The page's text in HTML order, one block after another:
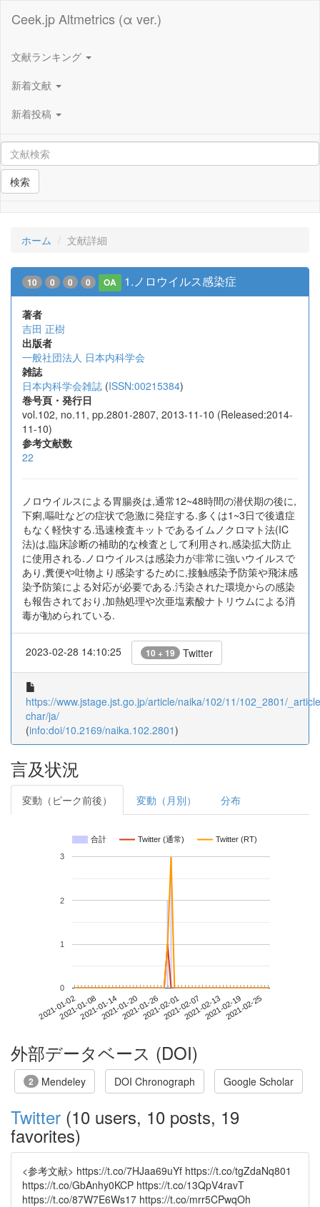
Ceek.jp Altmetrics (α ver.)
文献ランキング
新着文献
新着投稿
検索
ホーム 文献詳細
10 0 0 0 OA 1.ノロウイルス感染症
著者
吉田 正樹
出版者
一般社団法人 日本内科学会
雑誌
日本内科学会雑誌 (ISSN:00215384)
巻号頁・発行日
vol.102, no.11, pp.2801-2807, 2013-11-10 (Released:2014-
11-10)
参考文献数
22
ノロウイルスによる胃腸炎は,通常12~48時間の潜伏期の後に,
下痢,嘔吐などの症状で急激に発症する.多くは1~3日で後遺症
もなく軽快する.迅速検査キットであるイムノクロマト法(IC
法)は,臨床診断の補助的な検査として利用され,感染拡大防止
に使用される.ノロウイルスは感染力が非常に強いウイルスで
あり,糞便や吐物より感染するために,接触感染予防策や飛沫感
染予防策による対応が必要である.汚染された環境からの感染
も報告されており,加熱処理や次亜塩素酸ナトリウムによる消
毒が勧められている.
2023-02-28 14:10:25 10 + 19 Twitter
https://www.jstage.jst.go.jp/article/naika/102/11/102_2801/
char/ja/
(info:doi/10.2169/naika.102.2801)
言及状況
変動（ピーク前後） 変動（月別） 分布
合計 Twitter (通常) Twitter (RT)
2021-01-022021-01-082021-01-142021-01-202021-01-262021-02-012021-02-072021-02-132021-02-192021-02-25
0
1
2
3
外部データベース (DOI)
2 Mendeley DOI Chronograph Google Scholar
Twitter (10 users, 10 posts, 19
favorites)
<参考文献> https://t.co/7HJaa69uYf https://t.co/tgZdaNq801
https://t.co/GbAnhy0KCP https://t.co/13QpV4ravT
https://t.co/87W7E6Ws17 https://t.co/mrr5CPwqOh